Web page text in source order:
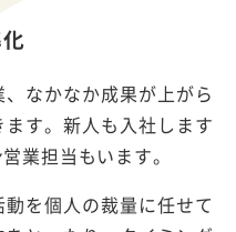
なかなか成果が上がら
す。新人も入社します
業担当もいます。
を個人の裁量に任せて